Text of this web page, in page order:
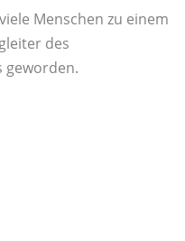
Menschen zu einem
des
geworden.